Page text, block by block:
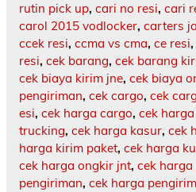
rutin pick up, cari no resi, cari
carol 2015 vodlocker, carters
ccek resi, ccma vs cma, ce resi,
resi, cek barang, cek barang
cek biaya kirim jne, cek biaya
pengiriman, cek cargo, cek
esi, cek harga cargo, cek
trucking, cek harga kasur, cek
harga kirim paket, cek harga
cek harga ongkir jnt, cek harga
pengiriman, cek harga